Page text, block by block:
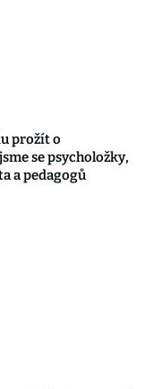
prožít o
se psycholožky,
a pedagogů